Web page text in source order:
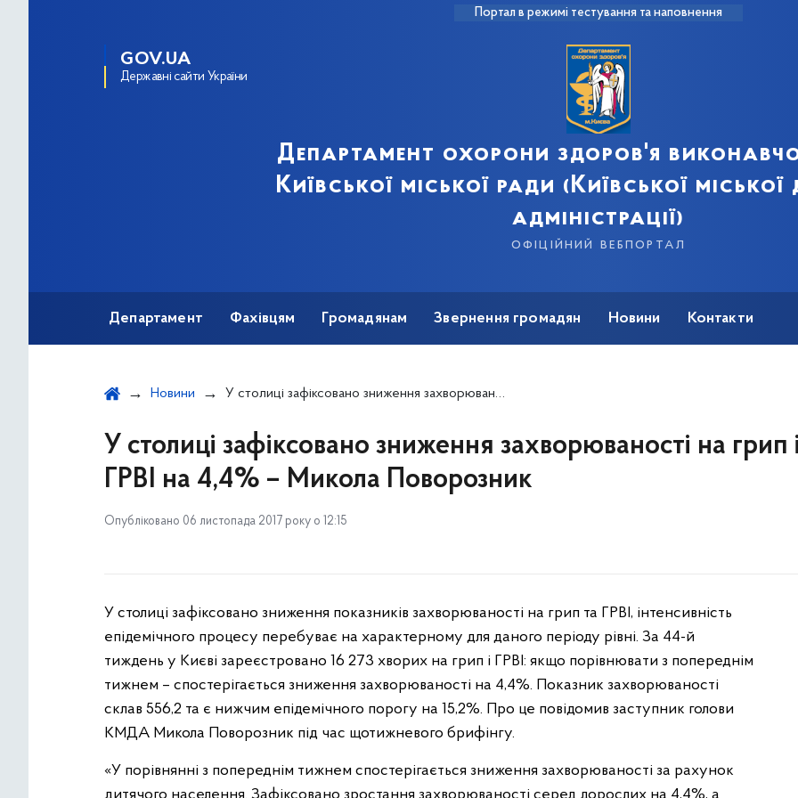
Портал в режимі тестування та наповнення
GOV.UA
Державні сайти України
Департамент охорони здоров'я
Київської міської ради (Київської
адміністрації)
офіційний вебпортал
Департамент Фахівцям Громадянам Звернення громадян Новини Контакти
Новини У столиці зафіксовано зниження захворюваності на грип і ГРВІ на 4,4% – Микола Поворозник
У столиці зафіксовано зниження захворюваності на грип
ГРВІ на 4,4% – Микола Поворозник
Опубліковано 06 листопада 2017 року о 12:15
У столиці зафіксовано зниження показників захворюваності на грип та ГРВІ, інтенсивність
епідемічного процесу перебуває на характерному для даного періоду рівні. За 44-й
тиждень у Києві зареєстровано 16 273 хворих на грип і ГРВІ: якщо порівнювати з попереднім
тижнем – спостерігається зниження захворюваності на 4,4%. Показник захворюваності
склав 556,2 та є нижчим епідемічного порогу на 15,2%. Про це повідомив заступник голови
КМДА Микола Поворозник під час щотижневого брифінгу.
«У порівнянні з попереднім тижнем спостерігається зниження захворюваності за рахунок